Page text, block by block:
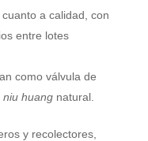
a calidad, con
entre lotes
como válvula de
niu huangnatural.
y recolectores,